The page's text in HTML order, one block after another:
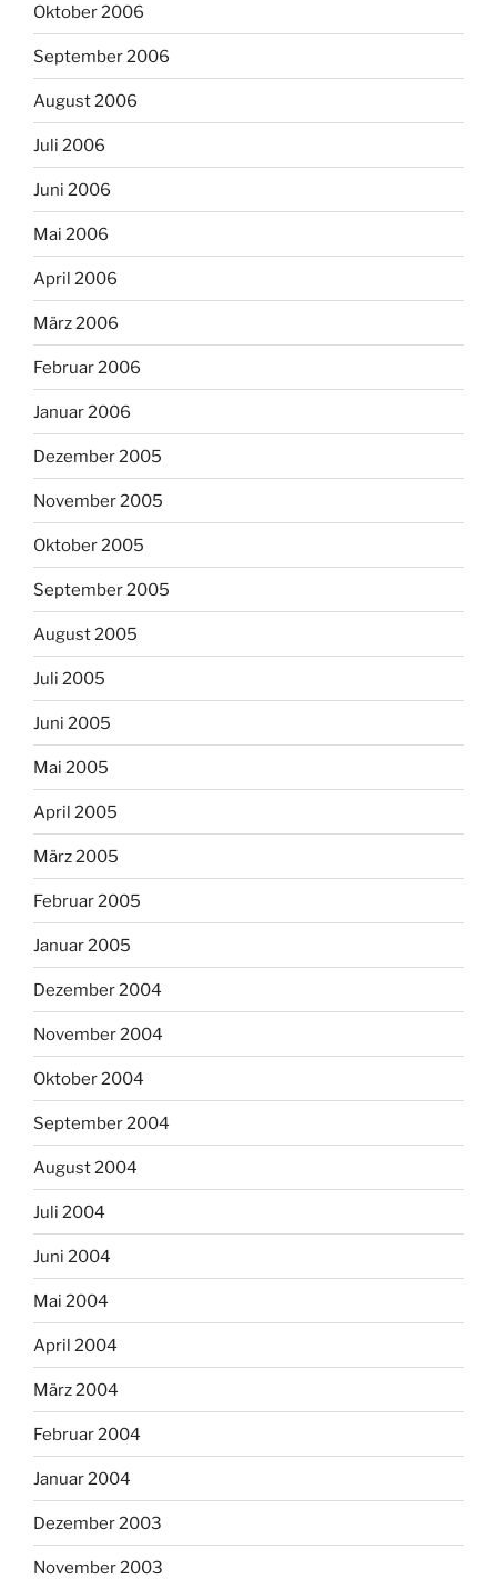
Oktober 2006
September 2006
August 2006
Juli 2006
Juni 2006
Mai 2006
April 2006
März 2006
Februar 2006
Januar 2006
Dezember 2005
November 2005
Oktober 2005
September 2005
August 2005
Juli 2005
Juni 2005
Mai 2005
April 2005
März 2005
Februar 2005
Januar 2005
Dezember 2004
November 2004
Oktober 2004
September 2004
August 2004
Juli 2004
Juni 2004
Mai 2004
April 2004
März 2004
Februar 2004
Januar 2004
Dezember 2003
November 2003